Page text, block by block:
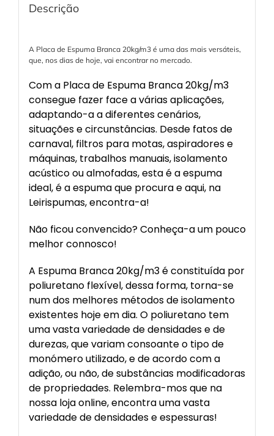
Descrição
A Placa de Espuma Branca 20kg/m3 é uma das mais versáteis,
que, nos dias de hoje, vai encontrar no mercado.
Com a Placa de Espuma Branca 20kg/m3
consegue fazer face a várias aplicações,
adaptando-a a diferentes cenários,
situações e circunstâncias. Desde fatos de
carnaval, filtros para motas, aspiradores e
máquinas, trabalhos manuais, isolamento
acústico ou almofadas, esta é a espuma
ideal, é a espuma que procura e aqui, na
Leirispumas, encontra-a!
Não ficou convencido? Conheça-a um pouco
melhor connosco!
A Espuma Branca 20kg/m3 é constituída por
poliuretano flexível, dessa forma, torna-se
num dos melhores métodos de isolamento
existentes hoje em dia. O poliuretano tem
uma vasta variedade de densidades e de
durezas, que variam consoante o tipo de
monómero utilizado, e de acordo com a
adição, ou não, de substâncias modificadoras
de propriedades. Relembra-mos que na
nossa loja online, encontra uma vasta
variedade de densidades e espessuras!